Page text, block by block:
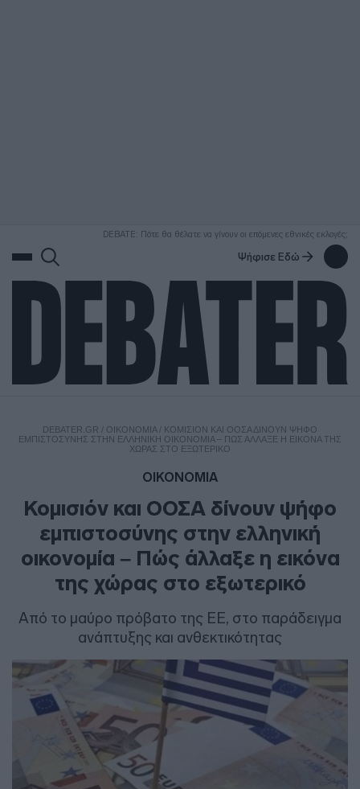
DEBATE: Πότε θα θέλατε να γίνουν οι επόμενες εθνικές εκλογές;
Ψήφισε Εδώ
DEBATER.GR / ΟΙΚΟΝΟΜΙΑ/ ΚΟΜΙΣΙΌΝ ΚΑΙ ΟΟΣΑ ΔΊΝΟΥΝ ΨΉΦΟ
ΕΜΠΙΣΤΟΣΎΝΗΣ ΣΤΗΝ ΕΛΛΗΝΙΚΉ ΟΙΚΟΝΟΜΊΑ – ΠΏΣ ΆΛΛΑΞΕ Η ΕΙΚΌΝΑ ΤΗΣ
ΧΏΡΑΣ ΣΤΟ ΕΞΩΤΕΡΙΚΌ
ΟΙΚΟΝΟΜΙΑ
Κομισιόν και ΟΟΣΑ δίνουν ψήφο
εμπιστοσύνης στην ελληνική
οικονομία – Πώς άλλαξε η εικόνα
της χώρας στο εξωτερικό
Από το μαύρο πρόβατο της ΕΕ, στο παράδειγμα
ανάπτυξης και ανθεκτικότητας